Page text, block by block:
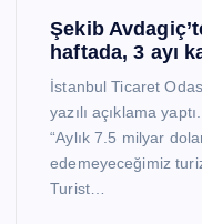
Şekib
haftada, 3 ayı
İstanbul Ticaret
yazılı açıklama
“Aylık 7.5 milyar
edemeyeceğimiz
Turist…